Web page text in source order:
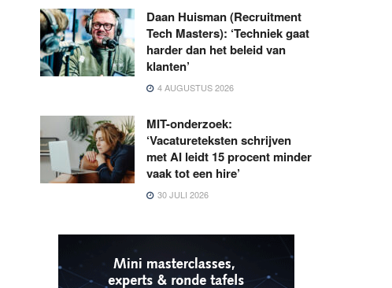
Daan Huisman (Recruitment
Tech Masters): ‘Techniek gaat
harder dan het beleid van
klanten’
4 AUGUSTUS 2026
MIT-onderzoek:
‘Vacatureteksten schrijven
met AI leidt 15 procent minder
vaak tot een hire’
30 JULI 2026